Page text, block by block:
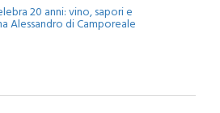
20 anni: vino, sapori e